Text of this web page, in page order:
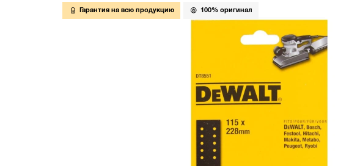
Гарантия на всю продукцию 100% оригинал